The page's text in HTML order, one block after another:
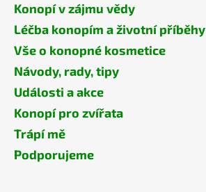
Konopí v zájmu vědy
Léčba konopím a životní příběhy
Vše o konopné kosmetice
Návody, rady, tipy
Události a akce
Konopí pro zvířata
Trápí mě
Podporujeme